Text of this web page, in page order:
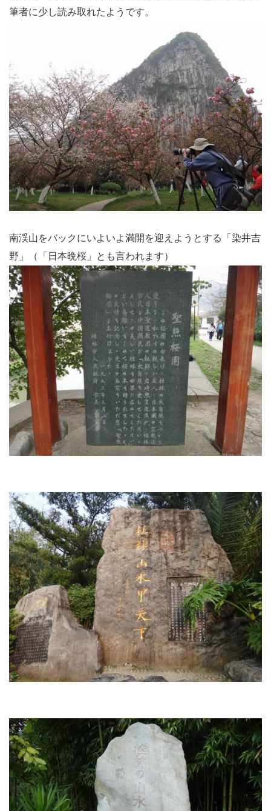
筆者に少し読み取れたようです。
南渓山をバックにいよいよ満開を迎えようとする「染井吉
野」（「日本晩桜」とも言われます）